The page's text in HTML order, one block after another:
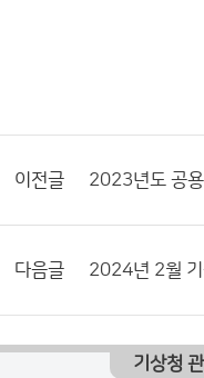
이전글 2023년도 공
다음글
기상청